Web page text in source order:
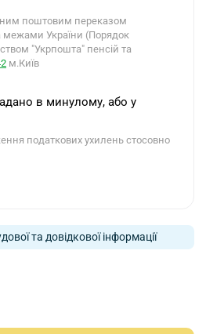
поштовим переказом
межами України (Порядок
"Укрпошта" пенсій та
м.Київ
в минулому, або у
податкових ухилень стосовно
та довідкової інформації